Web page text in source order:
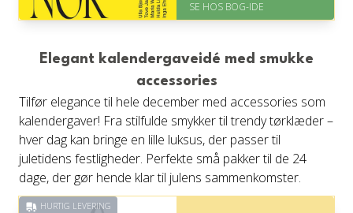
På lager
Levering: 1-3 hverdage -
Gratis fragt
Fremragende Trustpilot rating
på 4.6 ud af 5
SE HOS BOG-IDE
Elegant kalendergaveidé med smukke
accessories
Tilfør elegance til hele december med accessories som
kalendergaver! Fra stilfulde smykker til trendy tørklæder –
hver dag kan bringe en lille luksus, der passer til
juletidens festligheder. Perfekte små pakker til de 24
dage, der gør hende klar til julens sammenkomster.
HURTIG LEVERING